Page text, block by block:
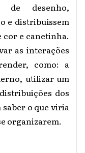
de desenho,
e distribuíssem
cor e canetinha.
as interações
como: a
utilizar um
dos
o que viria
organizarem.